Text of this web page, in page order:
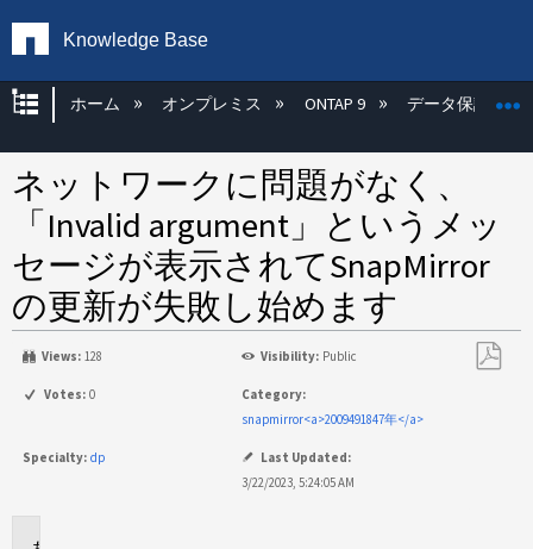
Knowledge Base
グローバル階層を展開/折りたたむ
ホーム オンプレミス ONTAP 9 データ保護
ネットワークに問題がなく、
「Invalid argument」というメッ
セージが表示されてSnapMirror
の更新が失敗し始めます
Views: 128 Visibility: Public
Votes: 0
Category:
snapmirror<a>2009491847年</a>
Specialty: dp
Last Updated:
3/22/2023, 5:24:05 AM